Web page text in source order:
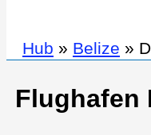
Hub » Belize »
Flughafen